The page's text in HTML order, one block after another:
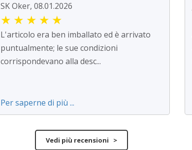
SK Oker, 08.01.2026
★ ★ ★ ★ ★
L'articolo era ben imballato ed è arrivato
puntualmente; le sue condizioni
corrispondevano alla desc...
Per saperne di più ...
Vedi più recensioni >